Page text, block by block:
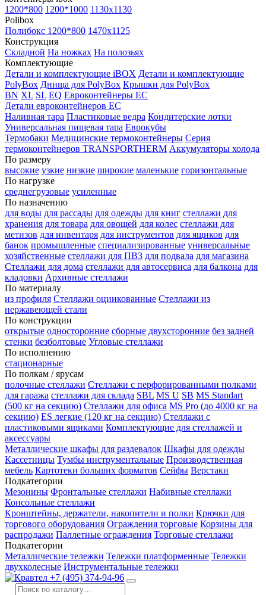
1200*800 1200*1000 1130x1130
Polibox
Полибокс 1200*800 1470х1125
Конструкция
Складной На ножках На полозьях
Комплектующие
Детали и комплектующие iBOX Детали и комплектующие
PolyBox Днища для PolyBox Крышки для PolyBox
BN XL SL EQ Евроконтейнеры EC
Детали евроконтейнеров EC
Наливная тара Пластиковые ведра Кондитерские лотки
Универсальная пищевая тара Еврокубы
Термобаки Медицинские термоконтейнеры Серия
термоконтейнеров TRANSPORTHERM Аккумуляторы холода
По размеру
высокие узкие низкие широкие маленькие горизонтальные
По нагрузке
среднегрузовые усиленные
По назначению
для воды для рассады для одежды для книг стеллажи для
хранения для товара для овощей для колес стеллажи для
метизов для инвентаря для инструментов для ящиков для
банок промышленные специализированные универсальные
хозяйственные стеллажи для ПВЗ для подвала для магазина
Стеллажи для дома стеллажи для автосервиса для балкона для
кладовки Архивные стеллажи
По материалу
из профиля Стеллажи оцинкованные Стеллажи из
нержавеющей стали
По конструкции
открытые односторонние сборные двухсторонние без задней
стенки безболтовые Угловые стеллажи
По исполнению
стационарные
По полкам / ярусам
полочные стеллажи Стеллажи с перфорированными полками
для гаража стеллажи для склада SBL MS U SB MS Standart
(500 кг на секцию) Стеллажи для офиса MS Pro (до 4000 кг на
секцию) ES легкие (120 кг на секцию) Стеллажи с
пластиковыми ящиками Комплектующие для стеллажей и
аксессуары
Металлические шкафы для раздевалок Шкафы для одежды
Кассетницы Тумбы инструментальные Производственная
мебель Картотеки больших форматов Сейфы Верстаки
Подкатегории
Мезонины Фронтальные стеллажи Набивные стеллажи
Консольные стеллажи
Кронштейны, держатели, накопители и полки Крючки для
торгового оборудования Ограждения торговые Корзины для
распродажи Паллетные ограждения Торговые стеллажи
Подкатегории
Металлические тележки Тележки платформенные Тележки
двухколесные Инструментальные тележки
+7 (495) 374-94-96